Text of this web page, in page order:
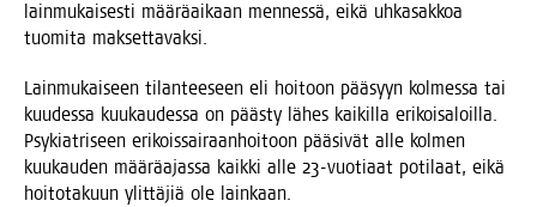
lain­mu­kai­ses­ti mää­rä­ai­kaan men­nes­sä, eikä uhka­sak­koa
tuo­mi­ta maksettavaksi.
Lain­mu­kai­seen tilan­tee­seen eli hoi­toon pää­syyn kol­mes­sa tai
kuu­des­sa kuu­kau­des­sa on pääs­ty lähes kai­kil­la eri­kois­aloil­la.
Psy­kiat­ri­seen eri­kois­sai­raan­hoi­toon pää­si­vät alle kol­men
kuu­kau­den mää­rä­ajas­sa kaik­ki alle 23-vuo­ti­aat poti­laat, eikä
hoi­to­ta­kuun ylit­tä­jiä ole lainkaan.